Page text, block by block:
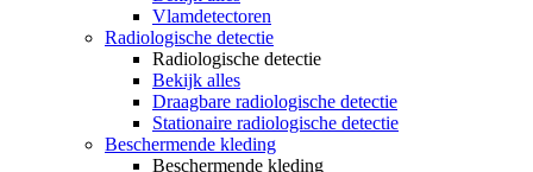
Vlamdetectoren
Radiologische detectie
Radiologische detectie
Bekijk alles
Draagbare radiologische detectie
Stationaire radiologische detectie
Beschermende kleding
Beschermende kleding